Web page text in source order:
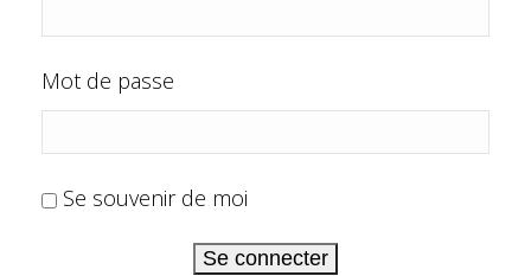
Mot de passe
Se souvenir de moi
Se connecter